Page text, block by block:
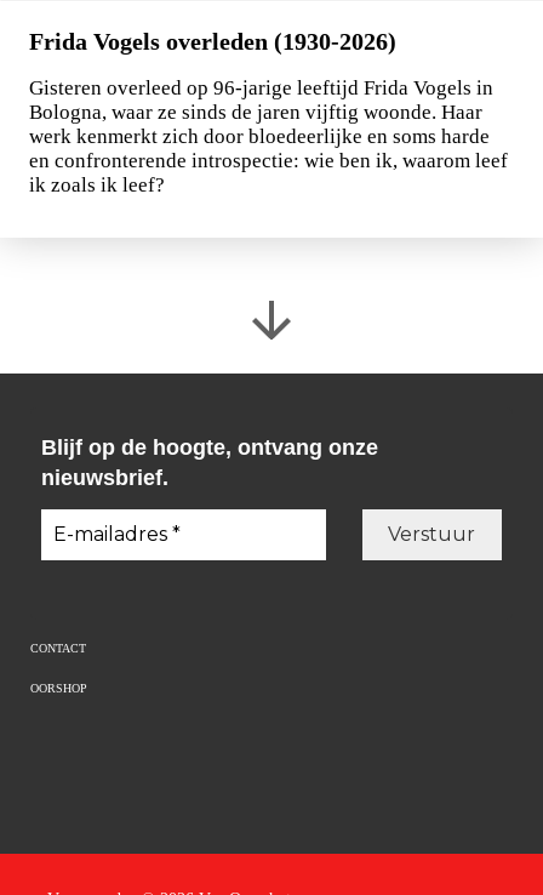
Frida Vogels overleden (1930-2026)
Gisteren overleed op 96-jarige leeftijd Frida Vogels in
Bologna, waar ze sinds de jaren vijftig woonde. Haar
werk kenmerkt zich door bloedeerlijke en soms harde
en confronterende introspectie: wie ben ik, waarom leef
ik zoals ik leef?
Blijf op de hoogte, ontvang onze
nieuwsbrief.
CONTACT
OORSHOP